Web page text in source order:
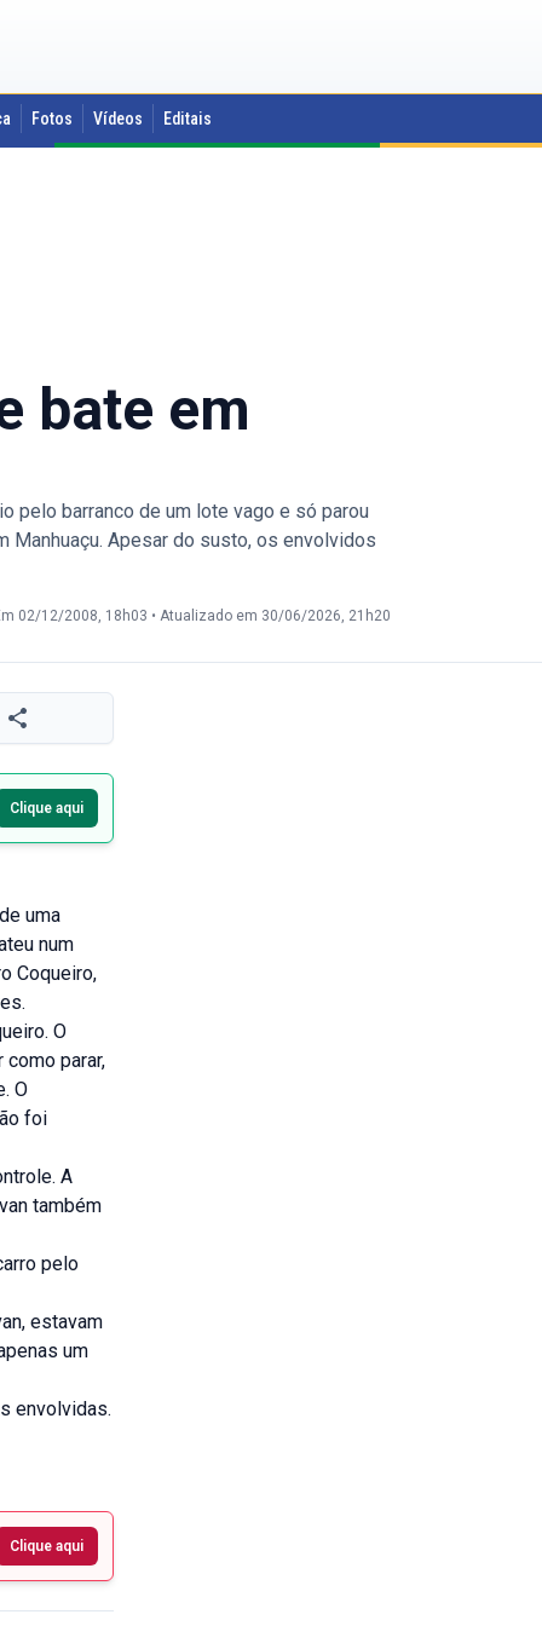
Fotos Vídeos Editais
bate em
pelo barranco de um lote vago e só parou
Manhuaçu. Apesar do susto, os envolvidos
02/12/2008, 18h03 • Atualizado em 30/06/2026, 21h20
Clique aqui
uma
num
Coqueiro,
O
parar,
O
foi
A
também
pelo
estavam
um
envolvidas.
Clique aqui